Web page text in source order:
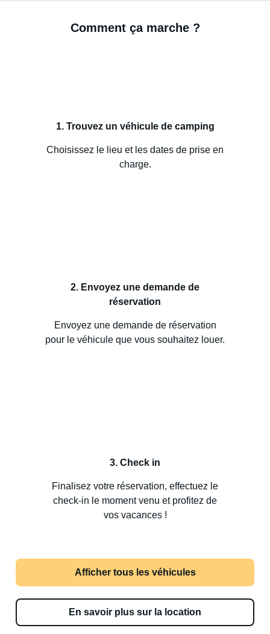
Comment ça marche ?
1. Trouvez un véhicule de camping
Choisissez le lieu et les dates de prise en
charge.
2. Envoyez une demande de
réservation
Envoyez une demande de réservation
pour le véhicule que vous souhaitez louer.
3. Check in
Finalisez votre réservation, effectuez le
check-in le moment venu et profitez de
vos vacances !
Afficher tous les véhicules
En savoir plus sur la location